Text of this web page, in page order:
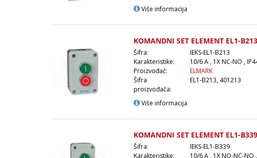
Više informacija
KOMANDNI SET ELEMENT EL1-B213
Šifra:
IEKS-EL1-B213
Karakteristike:
10/6 A , 1X NC-NO ,
Proizvođač:
ELMARK
Šifra
proizvođača:
EL1-B213, 401213
Više informacija
KOMANDNI SET ELEMENT EL1-B339
Šifra:
IEKS-EL1-B339
Karakteristike:
10/6 A , 1X NO-NC-NO